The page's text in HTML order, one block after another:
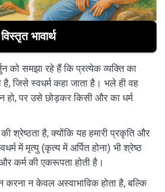
विस्तृत भावार्थ
को समझा रहे हैं कि प्रत्येक व्यक्ति का
है, जिसे स्वधर्म कहा जाता है। भले ही वह
हो, पर उसे छोड़कर किसी और का धर्म
श्रेष्ठता है, क्योंकि यह हमारी प्रकृति और
में मृत्यु (कृत्य में अर्पित होना) भी श्रेष्ठ
कर्म की एकरूपता होती है।
करना न केवल अस्वाभाविक होता है, बल्कि